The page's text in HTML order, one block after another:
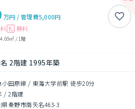
万円 /管理費5,000円
礼 無料
㎡ / 1階
2階建 1995年築
小田原線 / 東海大学前駅 徒歩20分
/2階建
県秦野市南矢名463-3